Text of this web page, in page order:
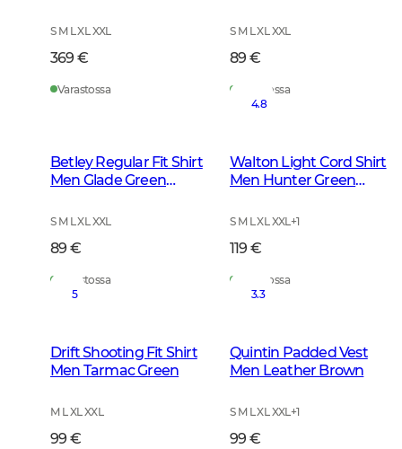
S M L XL XXL
369 €
Varastossa
S M L XL XXL
89 €
Varastossa
Betley Regular Fit Shirt
Men Glade Green
S M L XL XXL
89 €
Varastossa
4.8
Walton Light Cord Shirt
Men Hunter Green
S M L XL XXL+1
119 €
Varastossa
5
Drift Shooting Fit Shirt
Men Tarmac Green
M L XL XXL
99 €
3.3
Quintin Padded Vest
Men Leather Brown
S M L XL XXL+1
99 €